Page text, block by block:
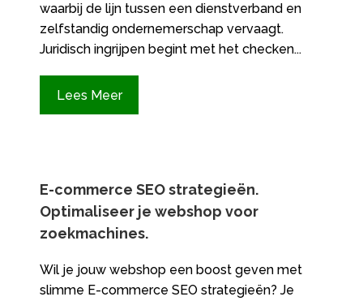
waarbij de lijn tussen een dienstverband en
zelfstandig ondernemerschap vervaagt.
Juridisch ingrijpen begint met het checken...
Lees Meer
E-commerce SEO strategieën.​
Optimaliseer je webshop voor
zoekmachines.​
Wil je jouw webshop een boost geven met
slimme E-commerce SEO strategieën? Je